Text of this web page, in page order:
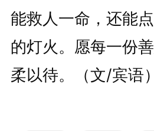
能救人一命，还能
的灯火。愿每一份
柔以待。（文/宾语）